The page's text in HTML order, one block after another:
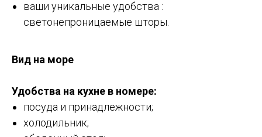
ваши уникальные удобства :
светонепроницаемые шторы.
Вид на море
Удобства на кухне в номере:
посуда и принадлежности;
холодильник;